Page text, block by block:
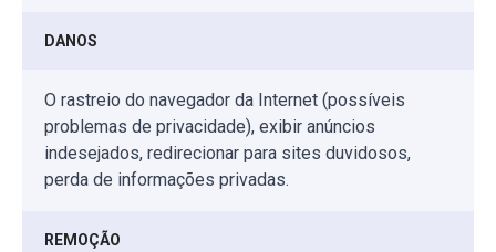
DANOS
O rastreio do navegador da Internet (possíveis
problemas de privacidade), exibir anúncios
indesejados, redirecionar para sites duvidosos,
perda de informações privadas.
REMOÇÃO